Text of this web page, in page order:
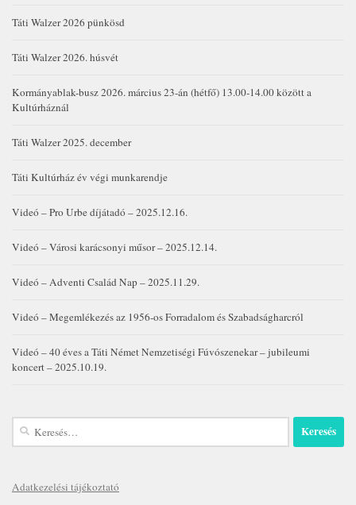
Táti Walzer 2026 pünkösd
Táti Walzer 2026. húsvét
Kormányablak-busz 2026. március 23-án (hétfő) 13.00-14.00 között a
Kultúrháznál
Táti Walzer 2025. december
Táti Kultúrház év végi munkarendje
Videó – Pro Urbe díjátadó – 2025.12.16.
Videó – Városi karácsonyi műsor – 2025.12.14.
Videó – Adventi Család Nap – 2025.11.29.
Videó – Megemlékezés az 1956-os Forradalom és Szabadságharcról
Videó – 40 éves a Táti Német Nemzetiségi Fúvószenekar – jubileumi
koncert – 2025.10.19.
Keresés:
Adatkezelési tájékoztató